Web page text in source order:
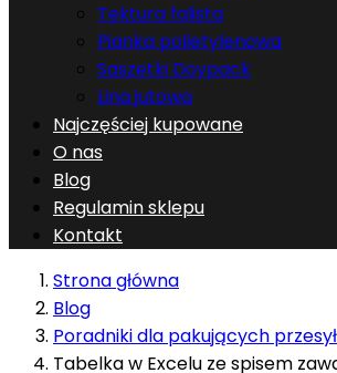
Tektura falista
Pianka polietylenowa
Saszetki Doypack
Lina jutowa
Najczęściej kupowane
O nas
Blog
Regulamin sklepu
Kontakt
Strona główna
Blog
Poradniki dla pakujących
Tabelka w Excelu ze spisem